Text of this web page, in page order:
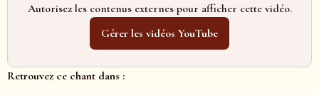
Autorisez les contenus externes pour afficher cette vidéo.
Gérer les vidéos YouTube
Retrouvez ce chant dans :